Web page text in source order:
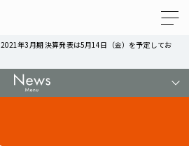
2021年3月期 決算発表は5月14日（金）を予定してお